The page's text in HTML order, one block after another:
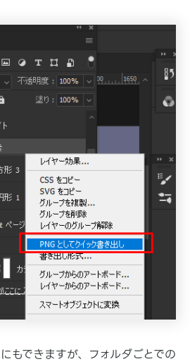
もできますが、フォルダごとでの